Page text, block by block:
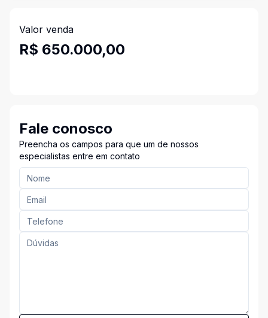
Valor venda
R$ 650.000,00
Fale conosco
Preencha os campos para que um de nossos
especialistas entre em contato